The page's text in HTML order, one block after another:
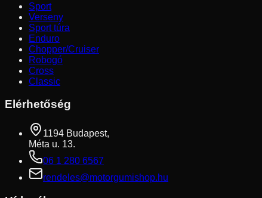
Sport
Verseny
Sport túra
Enduro
Chopper/Cruiser
Robogó
Cross
Classic
Elérhetőség
1194 Budapest,
Méta u. 13.
06 1 280 6567
rendeles@motorgumishop.hu